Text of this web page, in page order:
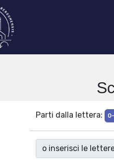
Parti dalla lettera:
o inserisci le